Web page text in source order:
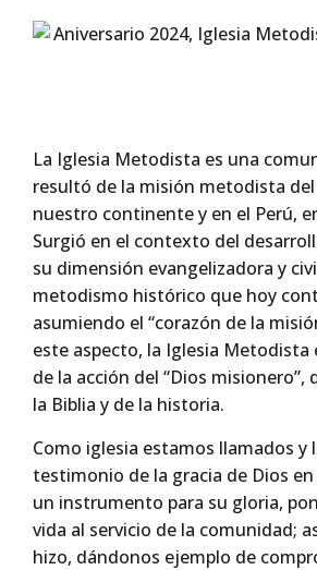
La Iglesia Metodista es una
resultó de la misión metodista del
nuestro continente y en el Perú,
Surgió en el contexto del
su dimensión evangelizadora y
metodismo histórico que hoy
asumiendo el “corazón de la
este aspecto, la Iglesia Metodista
de la acción del “Dios misionero”,
la Biblia y de la historia.
Como iglesia estamos llamados y
testimonio de la gracia de Dios
un instrumento para su gloria,
vida al servicio de la comunidad;
hizo, dándonos ejemplo de